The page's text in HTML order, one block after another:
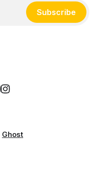
Subscribe
Ghost